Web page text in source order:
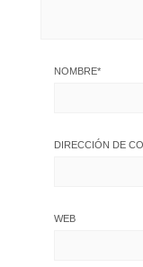
NOMBRE*
DIRECCIÓN DE
WEB